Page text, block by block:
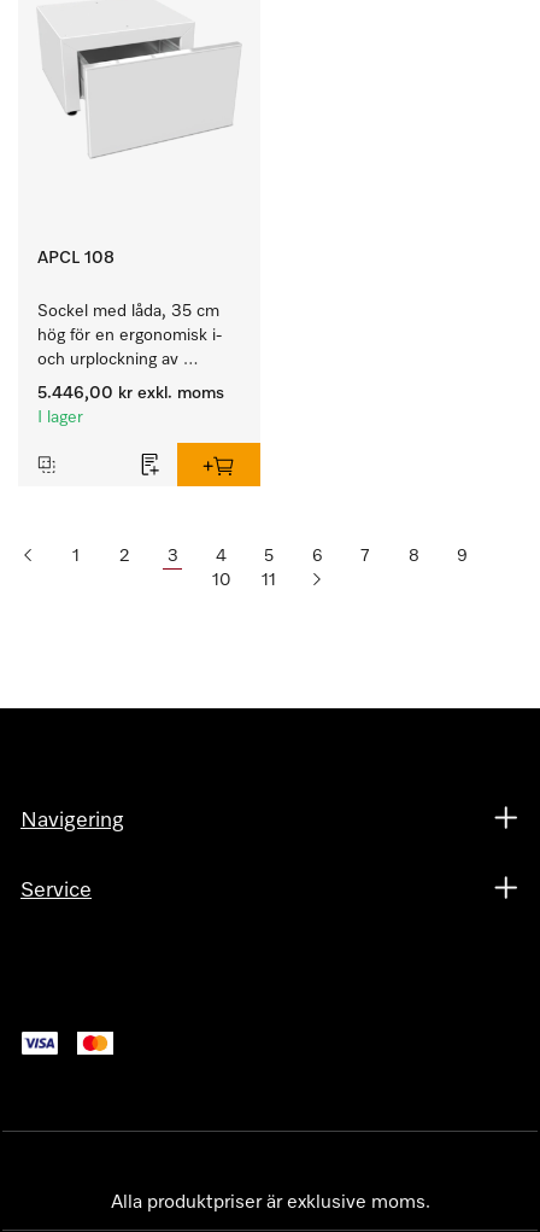
APCL 108
Sockel med låda, 35 cm
hög för en ergonomisk i-
och urplockning av
tvättmaskinen och
torktumlaren.
5.446,00 kr exkl. moms
I lager
1 2 3 4 5 6 7 8
9
10
11
Navigering
Service
Alla produktpriser är exklusive moms.